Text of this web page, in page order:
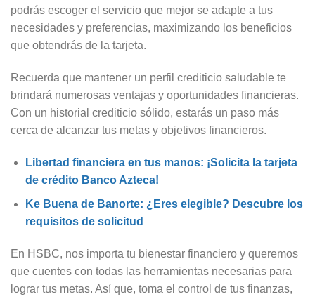
podrás escoger el servicio que mejor se adapte a tus
necesidades y preferencias, maximizando los beneficios
que obtendrás de la tarjeta.
Recuerda que mantener un perfil crediticio saludable te
brindará numerosas ventajas y oportunidades financieras.
Con un historial crediticio sólido, estarás un paso más
cerca de alcanzar tus metas y objetivos financieros.
Libertad financiera en tus manos: ¡Solicita la tarjeta
de crédito Banco Azteca!
Ke Buena de Banorte: ¿Eres elegible? Descubre los
requisitos de solicitud
En HSBC, nos importa tu bienestar financiero y queremos
que cuentes con todas las herramientas necesarias para
lograr tus metas. Así que, toma el control de tus finanzas,